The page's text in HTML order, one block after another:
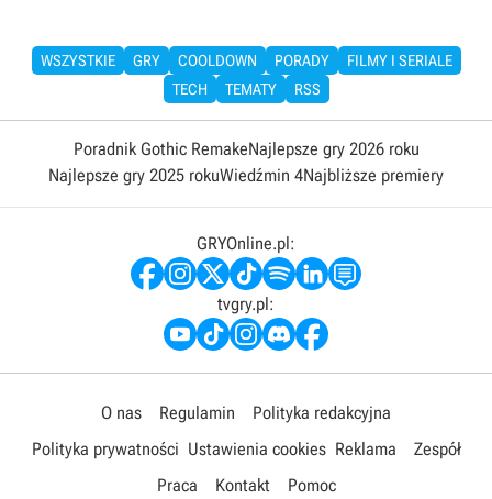
WSZYSTKIE GRY COOLDOWN PORADY
FILMY I SERIALE
TECH
TEMATY RSS
Poradnik Gothic RemakeNajlepsze gry 2026 roku
Najlepsze gry 2025 rokuWiedźmin 4Najbliższe premiery
GRYOnline.pl:
tvgry.pl:
O nas Regulamin
Polityka redakcyjna
Polityka prywatności Ustawienia cookies Reklama
Zespół
Praca
Kontakt Pomoc